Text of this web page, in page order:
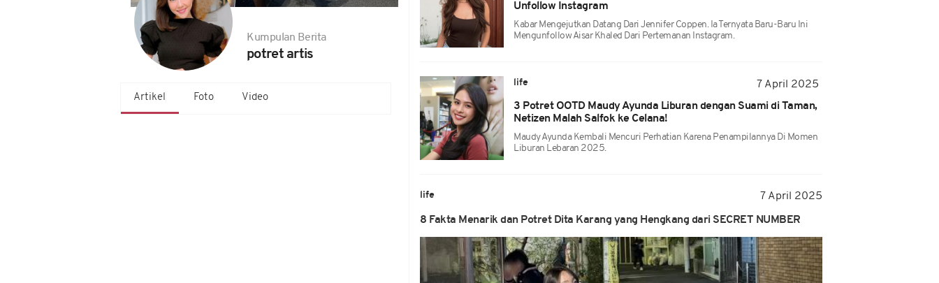
Kumpulan Berita
potret artis
Artikel Foto Video
Unfollow Instagram
Kabar Mengejutkan Datang Dari Jennifer Coppen. Ia Ternyata Baru-Baru Ini
Mengunfollow Aisar Khaled Dari Pertemanan Instagram.
life
7 April 2025
3 Potret OOTD Maudy Ayunda Liburan dengan Suami di Taman,
Netizen Malah Salfok ke Celana!
Maudy Ayunda Kembali Mencuri Perhatian Karena Penampilannya Di Momen
Liburan Lebaran 2025.
life 7 April 2025
8 Fakta Menarik dan Potret Dita Karang yang Hengkang dari SECRET NUMBER